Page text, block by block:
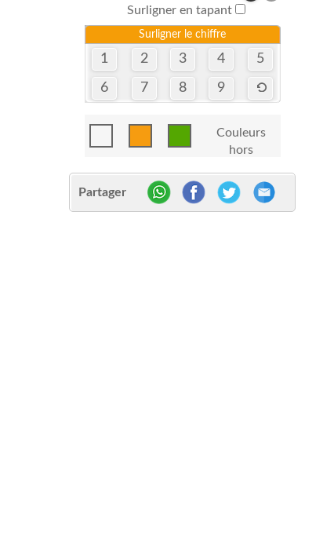
Surligner en tapant
Surligner le chiffre
1 2 3 4 5
6 7 8 9
Couleurs
hors
Partager